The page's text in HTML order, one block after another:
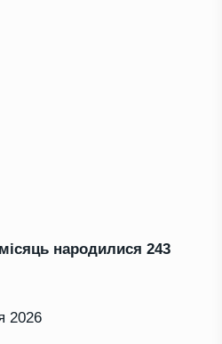
народилися 243
2026